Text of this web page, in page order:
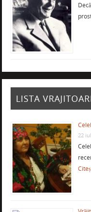
LISTA
22